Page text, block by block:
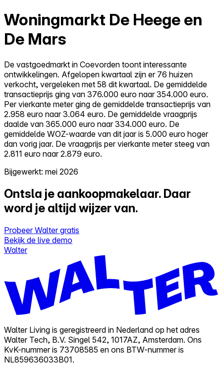
Woningmarkt De Heege en
De Mars
De vastgoedmarkt in Coevorden toont interessante
ontwikkelingen. Afgelopen kwartaal zijn er 76 huizen
verkocht, vergeleken met 58 dit kwartaal. De gemiddelde
transactieprijs ging van 376.000 euro naar 354.000 euro.
Per vierkante meter ging de gemiddelde transactieprijs van
2.958 euro naar 3.064 euro. De gemiddelde vraagprijs
daalde van 365.000 euro naar 334.000 euro. De
gemiddelde WOZ-waarde van dit jaar is 5.000 euro hoger
dan vorig jaar. De vraagprijs per vierkante meter steeg van
2.811 euro naar 2.879 euro.
Bijgewerkt: mei 2026
Ontsla je aankoopmakelaar. Daar
word je altijd wijzer van.
Probeer Walter gratis
Bekijk de live demo
Walter
Walter Living is geregistreerd in Nederland op het adres
Walter Tech, B.V. Singel 542, 1017AZ, Amsterdam. Ons
KvK-nummer is 73708585 en ons BTW-nummer is
NL859636033B01.